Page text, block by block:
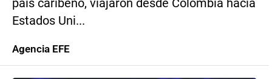
país caribeño, viajaron desde Colombia hacia
Estados Uni...
Agencia EFE